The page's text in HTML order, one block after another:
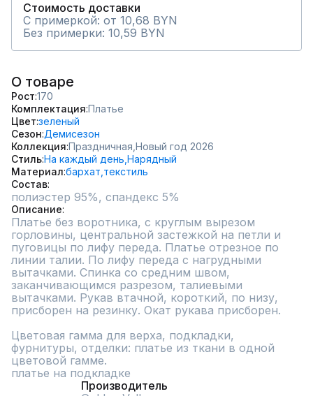
Стоимость доставки
С примеркой: от 10,68 BYN
Без примерки: 10,59 BYN
О товаре
Рост 170
Комплектация Платье
Цвет зеленый
Сезон Демисезон
Коллекция Праздничная, Новый год 2026
СтильНа каждый день, Нарядный
Материал бархат, текстиль
Состав
полиэстер 95%, спандекс 5%
Описание
Платье без воротника, с круглым вырезом
горловины, центральной застежкой на петли и
пуговицы по лифу переда. Платье отрезное по
линии талии. По лифу переда с нагрудными
вытачками. Спинка со средним швом,
заканчивающимся разрезом, талиевыми
вытачками. Рукав втачной, короткий, по низу,
присборен на резинку. Окат рукава присборен.
Цветовая гамма для верха, подкладки,
фурнитуры, отделки: платье из ткани в одной
цветовой гамме.
платье на подкладке
Производитель